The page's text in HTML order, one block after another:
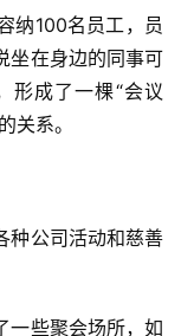
纳100名员工，员
坐在身边的同事可
形成了一棵“会议
关系。
种公司活动和慈善
一些聚会场所，如